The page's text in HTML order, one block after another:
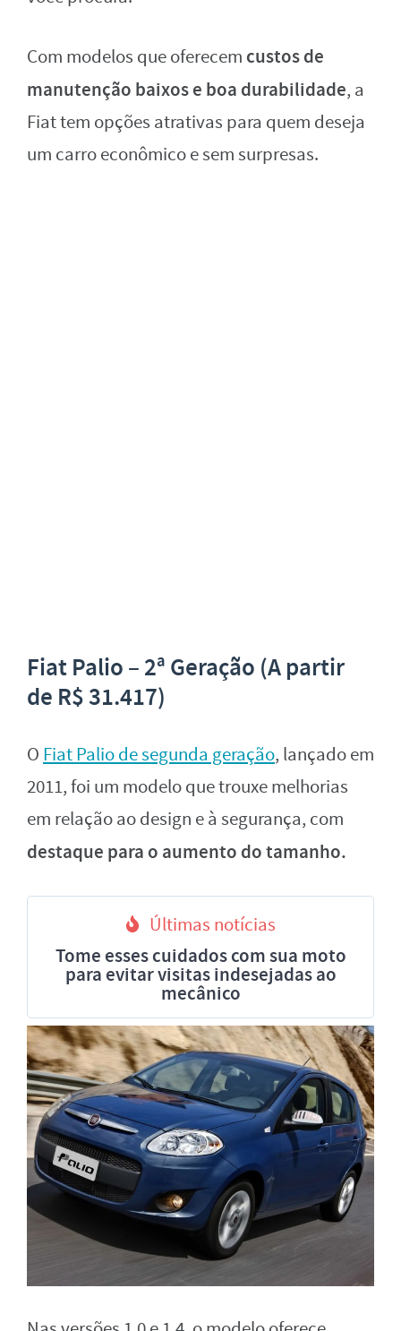
Com modelos que oferecem custos de
manutenção baixos e boa durabilidade, a
Fiat tem opções atrativas para quem deseja
um carro econômico e sem surpresas.
Fiat Palio – 2ª Geração (A partir
de R$ 31.417)
O Fiat Palio de segunda geração, lançado em
2011, foi um modelo que trouxe melhorias
em relação ao design e à segurança, com
destaque para o aumento do tamanho.
Últimas notícias
Tome esses cuidados com sua moto
para evitar visitas indesejadas ao
mecânico